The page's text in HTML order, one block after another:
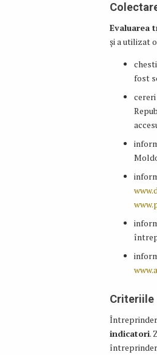
Evaluarea
și a utilizat
fost
Criteriile
indicatori.